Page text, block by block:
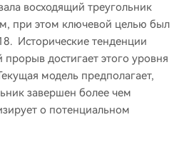
восходящий треугольник
при этом ключевой целью был
Исторические тенденции
достигает этого уровня
модель предполагает,
завершен более чем
о потенциальном